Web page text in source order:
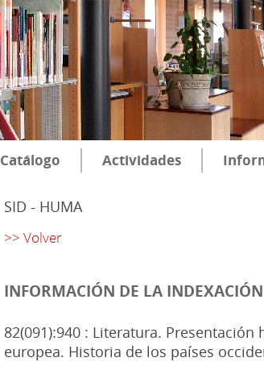
Catálogo Actividades
SID - HUMA
>> Volver
INFORMACIÓN DE LA INDEXACIÓN
82(091):940 : Literatura.
europea. Historia de los países